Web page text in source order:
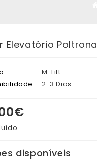
Elevatório Poltrona
M-Lift
2-3 Dias
disponíveis